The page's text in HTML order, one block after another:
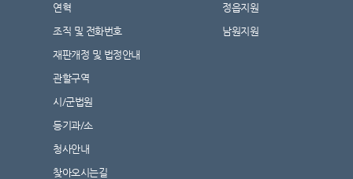
연혁
조직 및 전화번호
재판개정 및 법정안내
관할구역
시/군법원
등기과/소
청사안내
찾아오시는길
정읍지원
남원지원